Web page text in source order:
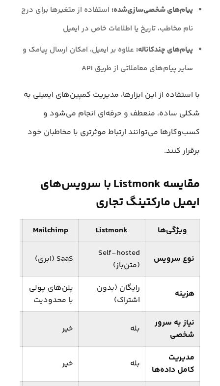
پیام‌های شخصی‌سازی‌شده: استفاده از متغیرها برای درج
نام مخاطب، تاریخ یا اطلاعات خاص در ایمیل
پیام‌های چندکاناله: علاوه بر ایمیل، امکان ارسال پیامک و
سایر پیام‌های معاملاتی از طریق API
با استفاده از این ابزارها، مدیریت کمپین‌های ایمیلی به
شکلی ساده، منعطف و حرفه‌ای انجام می‌شود و
کسب‌وکارها می‌توانند ارتباط موثرتری با مخاطبان خود
برقرار کنند.
مقایسه Listmonk با سرویس‌های
ایمیل مارکتینگ تجاری
ویژگی‌ها Listmonk
Mailchimp
نوع سرویس
Self-hosted
(متن‌باز)
SaaS (ابری)
هزینه
رایگان (بدون
اشتراک)
پلن‌های پولی
با محدودیت
نیاز به سرور
شخصی
بله خیر
مدیریت
کامل داده‌ها
بله خیر